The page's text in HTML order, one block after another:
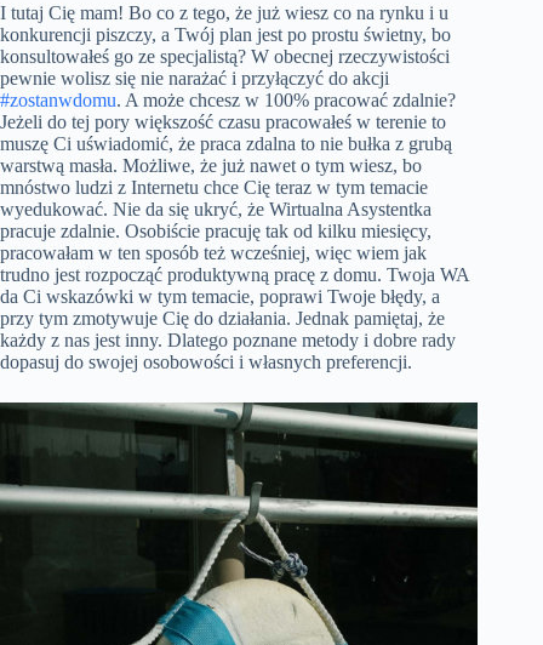
I tutaj Cię mam! Bo co z tego, że już wiesz co na rynku i u
konkurencji piszczy, a Twój plan jest po prostu świetny, bo
konsultowałeś go ze specjalistą? W obecnej rzeczywistości
pewnie wolisz się nie narażać i przyłączyć do akcji
#zostanwdomu. A może chcesz w 100% pracować zdalnie?
Jeżeli do tej pory większość czasu pracowałeś w terenie to
muszę Ci uświadomić, że praca zdalna to nie bułka z grubą
warstwą masła. Możliwe, że już nawet o tym wiesz, bo
mnóstwo ludzi z Internetu chce Cię teraz w tym temacie
wyedukować. Nie da się ukryć, że Wirtualna Asystentka
pracuje zdalnie. Osobiście pracuję tak od kilku miesięcy,
pracowałam w ten sposób też wcześniej, więc wiem jak
trudno jest rozpocząć produktywną pracę z domu. Twoja WA
da Ci wskazówki w tym temacie, poprawi Twoje błędy, a
przy tym zmotywuje Cię do działania. Jednak pamiętaj, że
każdy z nas jest inny. Dlatego poznane metody i dobre rady
dopasuj do swojej osobowości i własnych preferencji.